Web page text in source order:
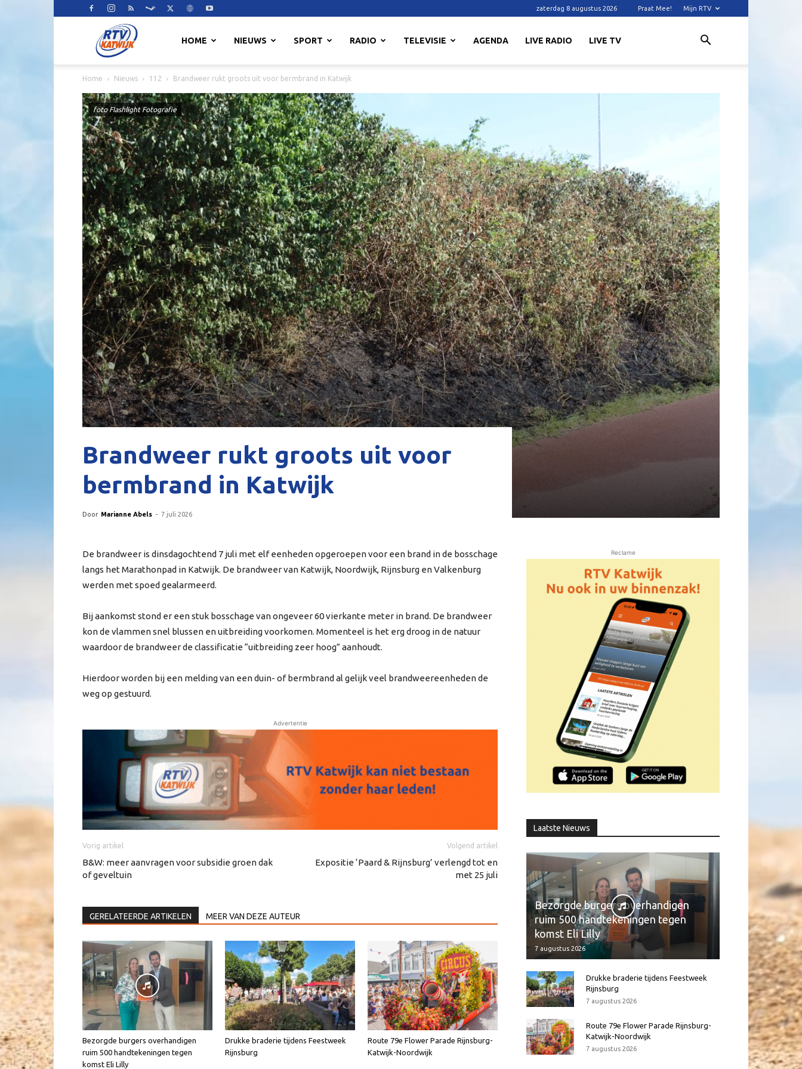
zaterdag 8 augustus 2026 Praat Mee! Mijn RTV
HOME NIEUWS SPORT RADIO TELEVISIE AGENDA LIVE RADIO LIVE TV
Home Nieuws 112 Brandweer rukt groots uit voor bermbrand in Katwijk
foto Flashlight Fotografie
Brandweer rukt groots uit voor
bermbrand in Katwijk
Door Marianne Abels - 7 juli 2026
De brandweer is dinsdagochtend 7 juli met elf eenheden opgeroepen voor een brand in de bosschage
langs het Marathonpad in Katwijk. De brandweer van Katwijk, Noordwijk, Rijnsburg en Valkenburg
werden met spoed gealarmeerd.
Bij aankomst stond er een stuk bosschage van ongeveer 60 vierkante meter in brand. De brandweer
kon de vlammen snel blussen en uitbreiding voorkomen. Momenteel is het erg droog in de natuur
waardoor de brandweer de classificatie “uitbreiding zeer hoog” aanhoudt.
Hierdoor worden bij een melding van een duin- of bermbrand al gelijk veel brandweereenheden de
weg op gestuurd.
Advertentie
Vorig artikel
B&W: meer aanvragen voor subsidie groen dak
of geveltuin
Volgend artikel
Expositie ‘Paard & Rijnsburg’ verlengd tot en
met 25 juli
GERELATEERDE ARTIKELEN MEER VAN DEZE AUTEUR
Bezorgde burgers overhandigen
ruim 500 handtekeningen tegen
komst Eli Lilly
Drukke braderie tijdens Feestweek
Rijnsburg
Route 79e Flower Parade Rijnsburg-
Katwijk-Noordwijk
Reclame
Laatste Nieuws
Bezorgde burgers overhandigen
ruim 500 handtekeningen tegen
komst Eli Lilly
7 augustus 2026
Drukke braderie tijdens Feestweek
Rijnsburg
7 augustus 2026
Route 79e Flower Parade Rijnsburg-
Katwijk-Noordwijk
7 augustus 2026